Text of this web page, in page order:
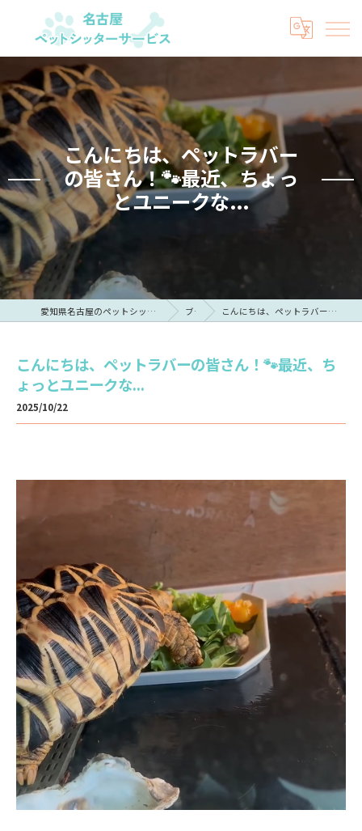
こんにちは、ペットラバー
の皆さん！🐾最近、ちょっ
とユニークな...
愛知県名古屋のペットシッターなら名古屋ペットシッターサービス ブログ こんにちは、ペットラバーの皆さん！🐾最近、ちょっとユニークな...
こんにちは、ペットラバーの皆さん！🐾最近、ち
ょっとユニークな...
2025/10/22